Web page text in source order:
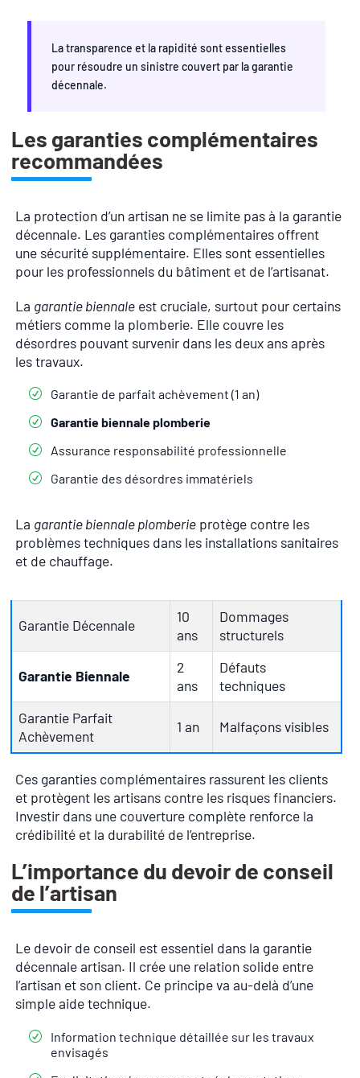
La transparence et la rapidité sont essentielles
pour résoudre un sinistre couvert par la garantie
décennale.
Les garanties complémentaires
recommandées
La protection d’un artisan ne se limite pas à la garantie
décennale. Les garanties complémentaires offrent
une sécurité supplémentaire. Elles sont essentielles
pour les professionnels du bâtiment et de l’artisanat.
La garantie biennale est cruciale, surtout pour certains
métiers comme la plomberie. Elle couvre les
désordres pouvant survenir dans les deux ans après
les travaux.
Garantie de parfait achèvement (1 an)
Garantie biennale plomberie
Assurance responsabilité professionnelle
Garantie des désordres immatériels
La garantie biennale plomberie protège contre les
problèmes techniques dans les installations sanitaires
et de chauffage.
Garantie Décennale
10
ans
Dommages
structurels
Garantie Biennale
2
ans
Défauts
techniques
Garantie Parfait
Achèvement
1 an Malfaçons visibles
Ces garanties complémentaires rassurent les clients
et protègent les artisans contre les risques financiers.
Investir dans une couverture complète renforce la
crédibilité et la durabilité de l’entreprise.
L’importance du devoir de conseil
de l’artisan
Le devoir de conseil est essentiel dans la garantie
décennale artisan. Il crée une relation solide entre
l’artisan et son client. Ce principe va au-delà d’une
simple aide technique.
Information technique détaillée sur les travaux
envisagés